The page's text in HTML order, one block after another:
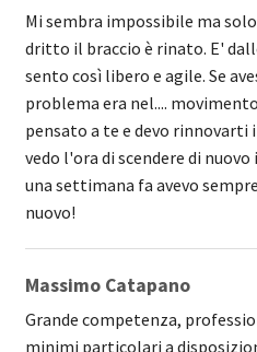
Mi sembra impossibile ma
dritto il braccio è rinato. E'
sento così libero e agile. Se
problema era nel....
pensato a te e devo
vedo l'ora di scendere di
una settimana fa avevo
nuovo!
Massimo Catapano
Grande competenza,
minimi particolari a